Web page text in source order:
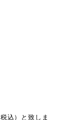
込）と致しま